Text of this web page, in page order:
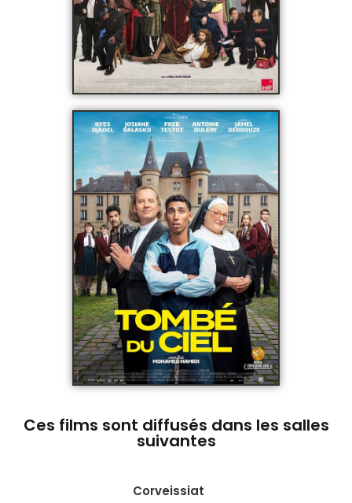
Ces films sont diffusés dans les salles
suivantes
Corveissiat